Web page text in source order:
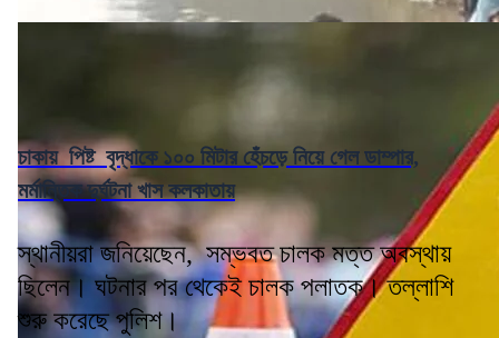
চাকায় পিষ্ট বৃদ্ধাকে ১০০ মিটার হেঁচড়ে নিয়ে গেল ডাম্পার,
মর্মান্তিক দুর্ঘটনা খাস কলকাতায়
স্থানীয়রা জনিয়েছেন, সম্ভবত চালক মত্ত অবস্থায়
ছিলেন। ঘটনার পর থেকেই চালক পলাতক। তল্লাশি
শুরু করেছে পুলিশ।